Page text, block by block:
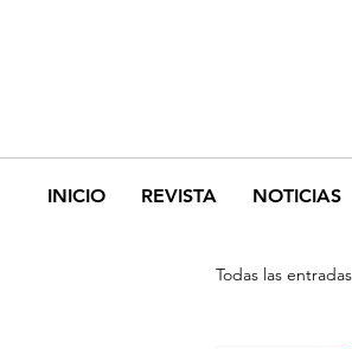
INICIO REVISTA NOTICIAS
Todas las entradas